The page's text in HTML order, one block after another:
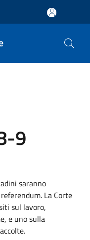
9
saranno
La Corte
sul lavoro,
e uno sulla